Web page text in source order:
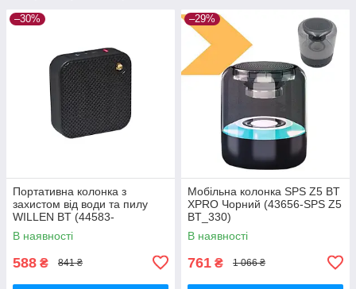
–30%
Портативна колонка з
захистом від води та пилу
WILLEN BT (44583-
9145_213)
В наявності
588 ₴ 841 ₴
–29%
Мобільна колонка SPS Z5 BT
XPRO Чорний (43656-SPS Z5
BT_330)
В наявності
761 ₴ 1 066 ₴